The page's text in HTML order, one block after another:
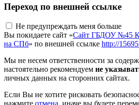
Переход по внешней ссылке
Не предупреждать меня больше
Вы покидаете сайт «Сайт ГБДОУ №45
на СПб» по внешней ссылке http://
Мы не несем ответственности за
настоятельно рекомендуем не
личных данных на сторонних сайтах.
Если Вы не хотите рисковать